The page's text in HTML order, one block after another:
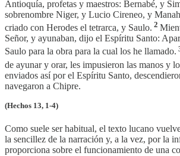
Antioquía, profetas y maestros: Bernabé, y
sobrenombre Niger, y Lucio Cireneo, y
criado con Herodes el tetrarca, y Saulo. 2
Señor, y ayunaban, dijo el Espíritu Santo:
Saulo para la obra para la cual los he llamado.
de ayunar y orar, les impusieron las manos y
enviados así por el Espíritu Santo,
navegaron a Chipre.
(Hechos 13, 1-4)
Como suele ser habitual, el texto lucano
la sencillez de la narración y, a la vez, por la
proporciona sobre el funcionamiento de una